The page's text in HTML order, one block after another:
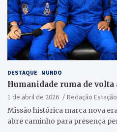
DESTAQUE MUNDO
Humanidade ruma de volta
1 de abril de 2026
Redação
Missão histórica marca nova
abre caminho para presença